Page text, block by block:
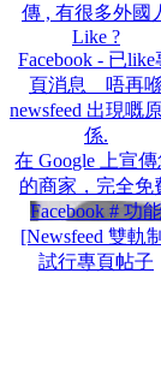
傳 , 有很多外國
Like ?
Facebook - 已like
頁消息 唔再
newsfeed 出現嘅
係.
在 Google 上宣傳
的商家，完全免
Facebook # 功能
[Newsfeed 雙軌
試行專頁帖子